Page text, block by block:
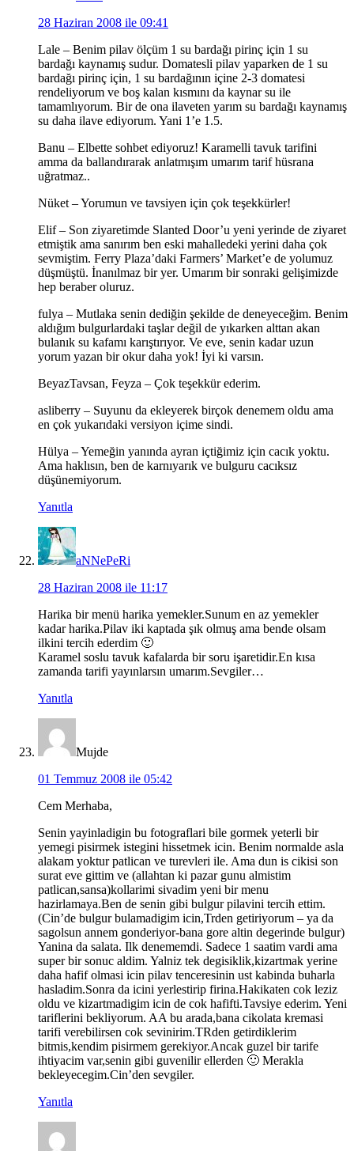
28 Haziran 2008 ile 09:41
Lale – Benim pilav ölçüm 1 su bardağı pirinç için 1 su
bardağı kaynamış sudur. Domatesli pilav yaparken de 1 su
bardağı pirinç için, 1 su bardağının içine 2-3 domatesi
rendeliyorum ve boş kalan kısmını da kaynar su ile
tamamlıyorum. Bir de ona ilaveten yarım su bardağı kaynamış
su daha ilave ediyorum. Yani 1’e 1.5.
Banu – Elbette sohbet ediyoruz! Karamelli tavuk tarifini
amma da ballandırarak anlatmışım umarım tarif hüsrana
uğratmaz..
Nüket – Yorumun ve tavsiyen için çok teşekkürler!
Elif – Son ziyaretimde Slanted Door’u yeni yerinde de ziyaret
etmiştik ama sanırım ben eski mahalledeki yerini daha çok
sevmiştim. Ferry Plaza’daki Farmers’ Market’e de yolumuz
düşmüştü. İnanılmaz bir yer. Umarım bir sonraki gelişimizde
hep beraber oluruz.
fulya – Mutlaka senin dediğin şekilde de deneyeceğim. Benim
aldığım bulgurlardaki taşlar değil de yıkarken alttan akan
bulanık su kafamı karıştırıyor. Ve eve, senin kadar uzun
yorum yazan bir okur daha yok! İyi ki varsın.
BeyazTavsan, Feyza – Çok teşekkür ederim.
asliberry – Suyunu da ekleyerek birçok denemem oldu ama
en çok yukarıdaki versiyon içime sindi.
Hülya – Yemeğin yanında ayran içtiğimiz için cacık yoktu.
Ama haklısın, ben de karnıyarık ve bulguru cacıksız
düşünemiyorum.
Yanıtla
aNNePeRi
28 Haziran 2008 ile 11:17
Harika bir menü harika yemekler.Sunum en az yemekler
kadar harika.Pilav iki kaptada şık olmuş ama bende olsam
ilkini tercih ederdim 🙂
Karamel soslu tavuk kafalarda bir soru işaretidir.En kısa
zamanda tarifi yayınlarsın umarım.Sevgiler…
Yanıtla
Mujde
01 Temmuz 2008 ile 05:42
Cem Merhaba,
Senin yayinladigin bu fotograflari bile gormek yeterli bir
yemegi pisirmek istegini hissetmek icin. Benim normalde asla
alakam yoktur patlican ve turevleri ile. Ama dun is cikisi son
surat eve gittim ve (allahtan ki pazar gunu almistim
patlican,sansa)kollarimi sivadim yeni bir menu
hazirlamaya.Ben de senin gibi bulgur pilavini tercih ettim.
(Cin’de bulgur bulamadigim icin,Trden getiriyorum – ya da
sagolsun annem gonderiyor-bana gore altin degerinde bulgur)
Yanina da salata. Ilk denememdi. Sadece 1 saatim vardi ama
super bir sonuc aldim. Yalniz tek degisiklik,kizartmak yerine
daha hafif olmasi icin pilav tenceresinin ust kabinda buharla
hasladim.Sonra da icini yerlestirip firina.Hakikaten cok leziz
oldu ve kizartmadigim icin de cok hafifti.Tavsiye ederim. Yeni
tariflerini bekliyorum. AA bu arada,bana cikolata kremasi
tarifi verebilirsen cok sevinirim.TRden getirdiklerim
bitmis,kendim pisirmem gerekiyor.Ancak guzel bir tarife
ihtiyacim var,senin gibi guvenilir ellerden 🙂 Merakla
bekleyecegim.Cin’den sevgiler.
Yanıtla